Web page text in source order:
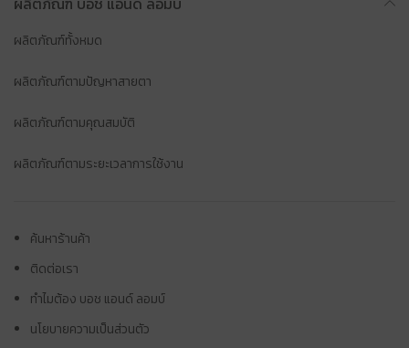
ผลิตภัณฑ์ทั้งหมด
ผลิตภัณฑ์ตามปัญหาสายตา
ผลิตภัณฑ์ตามคุณสมบัติ
ผลิตภัณฑ์ตามระยะเวลาการใช้งาน
ค้นหาร้านค้า
ติดต่อเรา
ทำไมต้อง บอช แอนด์ ลอมบ์
นโยบายความเป็นส่วนตัว